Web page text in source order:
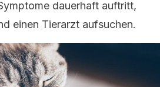
dauerhaft auftritt,
einen Tierarzt aufsuchen.